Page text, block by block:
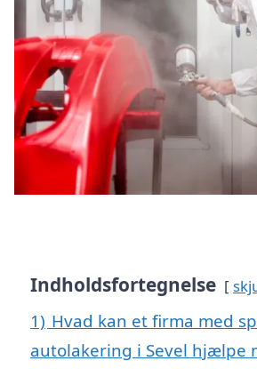
Indholdsfortegnelse
1) Hvad kan et firma med
autolakering i Sevel hjælpe